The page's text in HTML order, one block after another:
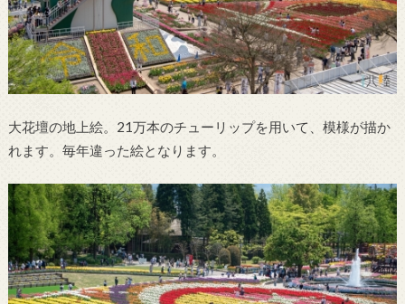
大花壇の地上絵。21万本のチューリップを用いて、模様が描か
れます。毎年違った絵となります。